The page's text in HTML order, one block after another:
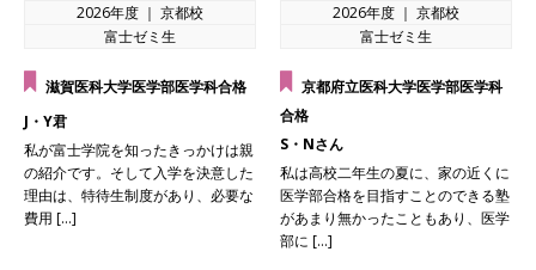
2026年度 ｜ 京都校
富士ゼミ生
滋賀医科大学医学部医学科合格
J・Y君
私が富士学院を知ったきっかけは親
の紹介です。そして入学を決意した
理由は、特待生制度があり、必要な
費用 […]
2026年度 ｜ 京都校
富士ゼミ生
京都府立医科大学医学部医学科
合格
S・Nさん
私は高校二年生の夏に、家の近くに
医学部合格を目指すことのできる塾
があまり無かったこともあり、医学
部に […]